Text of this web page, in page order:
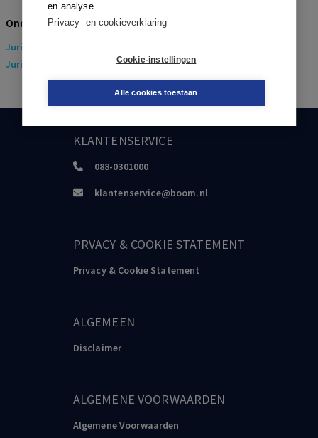
en analyse.
Privacy- en cookieverklaring
Cookie-instellingen
Alle cookies toestaan
Onderwerpen
Juridisch
Juridisch
> Sociaal Zekerheidsrecht
KLANTENSERVICE
088-0301000
klantenservice@boom.nl
PRVACY & COOKIE STATEMENT
Privacy & Cookie Statement
ALGEMEEN
Disclaimer
ALGEMENE VOORWAARDEN
Algemene Voorwaarden